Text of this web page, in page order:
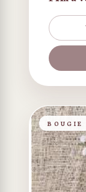
BOUGIE